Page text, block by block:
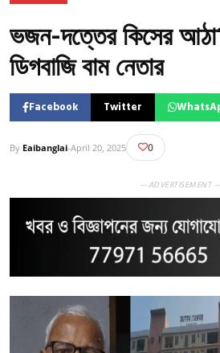
ভজন-দত্তের কিসের
ডিগবাজি বাম নেতার
Facebook Twitter
By Eaibanglai-April 20, 2025 0
— ADVERTISEMENT —